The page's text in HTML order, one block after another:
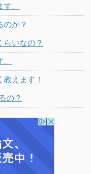
。
のか？
らいなの？
えます！
の？